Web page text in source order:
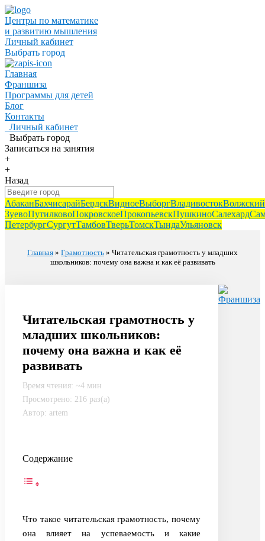
Центры по математике
и развитию мышления
Личный кабинет
Выбрать город
Главная
Франшиза
Программы для детей
Блог
Контакты
Личный кабинет
Выбрать город
Записаться на занятия
+
+
Назад
АбаканБахчисарайБердскВидноеВыборгВладивостокВолжский
ЗуевоПутилковоПокровскоеПрокопьевскПушкиноСалехард
ПетербургСургутТамбовТверьТомскТындаУльяновск
Главная » Грамотность » Читательская грамотность у младших
школьников: почему она важна и как её развивать
Читательская грамотность у
младших школьников:
почему она важна и как её
развивать
Время чтения: ~4 мин
Просмотрено: 216 раз(а)
Автор: artem
Содержание
Что такое читательская грамотность, почему
она влияет на успеваемость и какие